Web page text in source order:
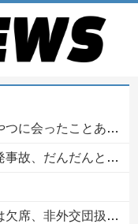
会ったことある？
じゃないかという世論になってしまう
今年2026年も北朝鮮は送付対象他